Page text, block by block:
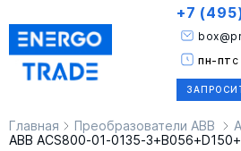
+7
пн-пт
Главная Преобразователи ABB
ABB ACS800-01-0135-